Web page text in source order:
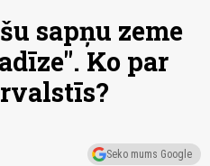
sapņu zeme
Ko par
Seko mums Google